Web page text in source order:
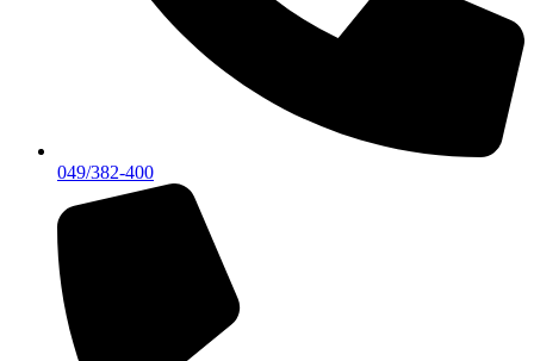
049/382-400